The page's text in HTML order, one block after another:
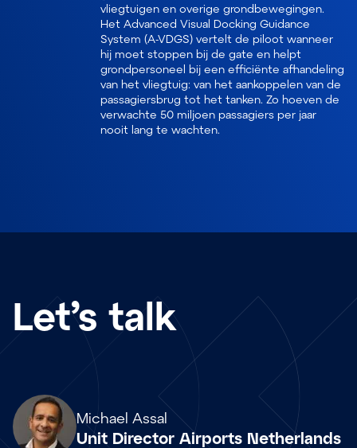
vliegtuigen en overige grondbewegingen.
Het Advanced Visual Docking Guidance
System (A-VDGS) vertelt de piloot wanneer
hij moet stoppen bij de gate en helpt
grondpersoneel bij een efficiënte afhandeling
van het vliegtuig: van het aankoppelen van de
passagiersbrug tot het tanken. Zo hoeven de
verwachte 50 miljoen passagiers per jaar
nooit lang te wachten.
Let’s talk
Michael Assal
Unit Director Airports Netherlands
Array